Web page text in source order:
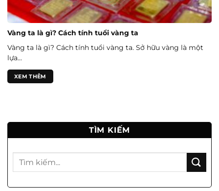
Vàng ta là gì? Cách tính tuổi vàng ta
Vàng ta là gì? Cách tính tuổi vàng ta. Sở hữu vàng là một
lựa...
XEM THÊM
TÌM KIẾM